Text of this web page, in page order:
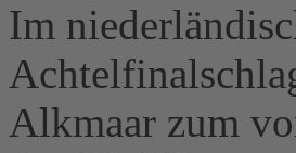
Im
Alkmaar zum